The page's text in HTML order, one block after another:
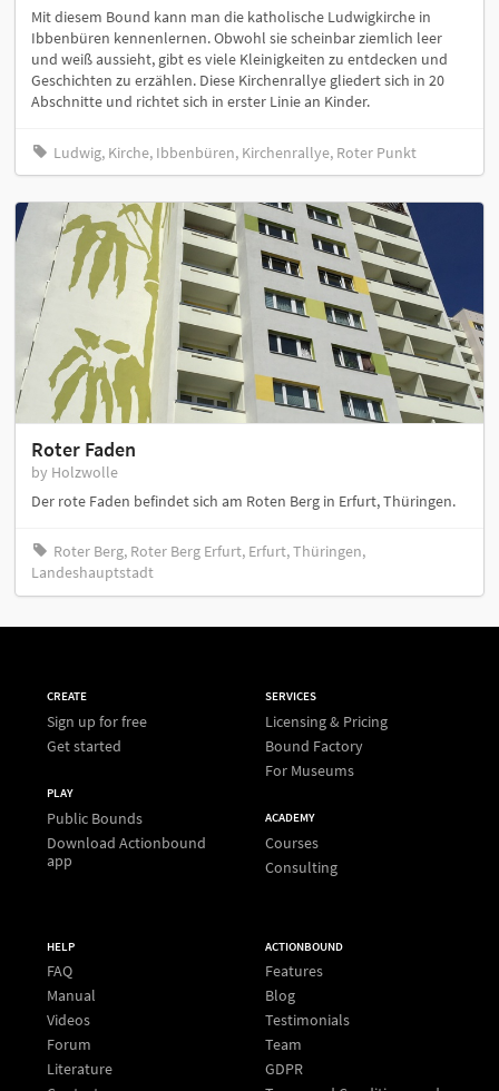
Mit diesem Bound kann man die katholische Ludwigkirche in
Ibbenbüren kennenlernen. Obwohl sie scheinbar ziemlich leer
und weiß aussieht, gibt es viele Kleinigkeiten zu entdecken und
Geschichten zu erzählen. Diese Kirchenrallye gliedert sich in 20
Abschnitte und richtet sich in erster Linie an Kinder.
Ludwig, Kirche, Ibbenbüren, Kirchenrallye, Roter Punkt
Roter Faden
by Holzwolle
Der rote Faden befindet sich am Roten Berg in Erfurt, Thüringen.
Roter Berg, Roter Berg Erfurt, Erfurt, Thüringen,
Landeshauptstadt
CREATE
Sign up for free
Get started
PLAY
Public Bounds
Download Actionbound
app
SERVICES
Licensing & Pricing
Bound Factory
For Museums
ACADEMY
Courses
Consulting
HELP
FAQ
Manual
Videos
Forum
Literature
ACTIONBOUND
Features
Blog
Testimonials
Team
GDPR